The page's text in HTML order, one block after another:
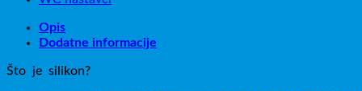
Opis
Dodatne informacije
Što je silikon?